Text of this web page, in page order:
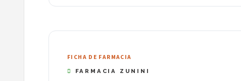
FICHA DE FARMACIA
FARMACIA ZUNINI